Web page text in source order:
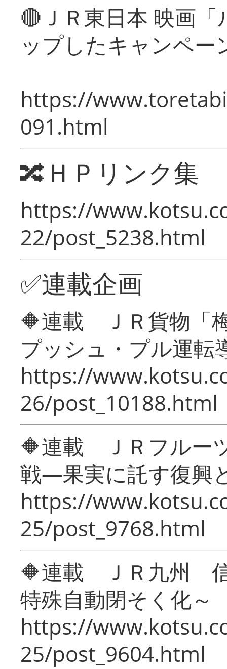
🔴ＪＲ東日本 映画
ップしたキャンペー
https://
091.html
🔀ＨＰリンク集
https://
22/post_5238.html
✅連載企画
🔶連載 ＪＲ貨物「
プッシュ・プル運転
https://
26/post_10188.html
🔶連載 ＪＲフルー
戦―果実に託す復興
https://
25/post_9768.html
🔶連載 ＪＲ九州 信
特殊自動閉そく化～
https://
25/post_9604.html